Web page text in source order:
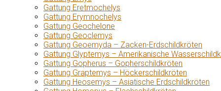
Gattung Eretmochelys
Gattung Erymnochelys
Gattung Geochelone
Gattung Geoclemys
Gattung Geoemyda – Zacken-Erdschildkröten
Gattung Glyptemys – Amerikanische
Gattung Gopherus – Gopherschildkröten
Gattung Graptemys – Höckerschildkröten
Gattung Heosemys – Asiatische Erdschildkröten